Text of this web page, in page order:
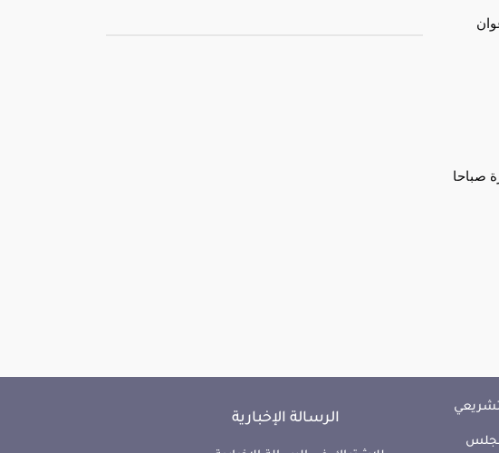
على الساعة العاشرة صباحا
الرسالة الإخبارية